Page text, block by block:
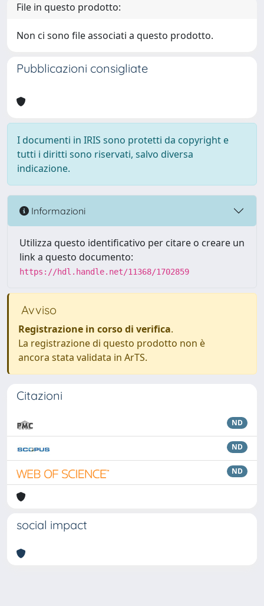
File in questo prodotto:
Non ci sono file associati a questo prodotto.
Pubblicazioni consigliate
I documenti in IRIS sono protetti da copyright e
tutti i diritti sono riservati, salvo diversa
indicazione.
Informazioni
Utilizza questo identificativo per citare o creare un
link a questo documento:
https://hdl.handle.net/11368/1702859
Avviso
Registrazione in corso di verifica.
La registrazione di questo prodotto non è
ancora stata validata in ArTS.
Citazioni
ND
ND
ND
social impact